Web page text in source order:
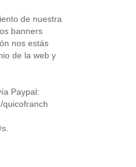
de nuestra
banners
nos estás
de la web y
Paypal:
quicofranch